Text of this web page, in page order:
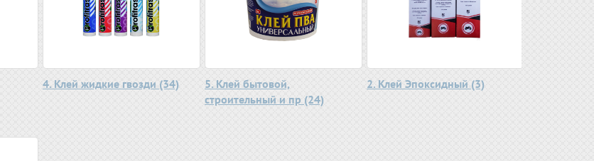
4. Клей жидкие гвозди (34)
5. Клей бытовой,
строительный и пр (24)
2. Клей Эпоксидный (3)